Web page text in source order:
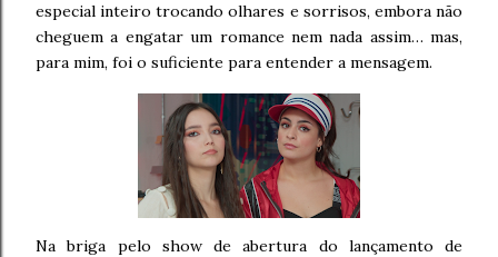
especial inteiro trocando olhares e sorrisos, embora não
cheguem a engatar um romance nem nada assim… mas,
para mim, foi o suficiente para entender a mensagem.
Na briga pelo show de abertura do lançamento de